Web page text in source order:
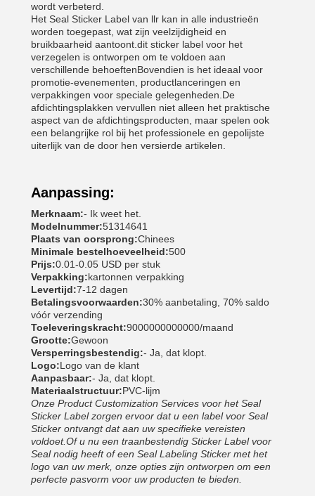
wordt verbeterd.
Het Seal Sticker Label van llr kan in alle industrieën
worden toegepast, wat zijn veelzijdigheid en
bruikbaarheid aantoont.dit sticker label voor het
verzegelen is ontworpen om te voldoen aan
verschillende behoeftenBovendien is het ideaal voor
promotie-evenementen, productlanceringen en
verpakkingen voor speciale gelegenheden.De
afdichtingsplakken vervullen niet alleen het praktische
aspect van de afdichtingsproducten, maar spelen ook
een belangrijke rol bij het professionele en gepolijste
uiterlijk van de door hen versierde artikelen.
Aanpassing:
Merknaam:- Ik weet het.
Modelnummer:51314641
Plaats van oorsprong:Chinees
Minimale bestelhoeveelheid:500
Prijs:0.01-0.05 USD per stuk
Verpakking:kartonnen verpakking
Levertijd:7-12 dagen
Betalingsvoorwaarden:30% aanbetaling, 70% saldo
vóór verzending
Toeleveringskracht:9000000000000/maand
Grootte:Gewoon
Versperringsbestendig:- Ja, dat klopt.
Logo:Logo van de klant
Aanpasbaar:- Ja, dat klopt.
Materiaalstructuur:PVC-lijm
Onze Product Customization Services voor het Seal
Sticker Label zorgen ervoor dat u een label voor Seal
Sticker ontvangt dat aan uw specifieke vereisten
voldoet.Of u nu een traanbestendig Sticker Label voor
Seal nodig heeft of een Seal Labeling Sticker met het
logo van uw merk, onze opties zijn ontworpen om een
perfecte pasvorm voor uw producten te bieden.